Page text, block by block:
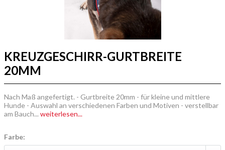
KREUZGESCHIRR-GURTBREITE
20MM
Nach Maß angefertigt. - Gurtbreite 20mm - für kleine und mittlere
Hunde - Auswahl an verschiedenen Farben und Motiven - verstellbar
am Bauch... weiterlesen...
Farbe: